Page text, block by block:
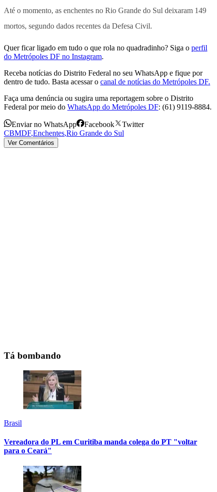
Até o momento, as enchentes no Rio Grande do Sul deixaram 149
mortos, segundo dados recentes da Defesa Civil.
Quer ficar ligado em tudo o que rola no quadradinho? Siga o perfil
do Metrópoles DF no Instagram.
Receba notícias do Distrito Federal no seu WhatsApp e fique por
dentro de tudo. Basta acessar o canal de notícias do Metrópoles DF.
Faça uma denúncia ou sugira uma reportagem sobre o Distrito
Federal por meio do WhatsApp do Metrópoles DF: (61) 9119-8884.
Enviar no WhatsApp Facebook
Twitter
CBMDF,Enchentes,Rio Grande do Sul
Ver Comentários
Tá bombando
Brasil
Vereadora do PL em Curitiba manda colega do PT "voltar
para o Ceará"